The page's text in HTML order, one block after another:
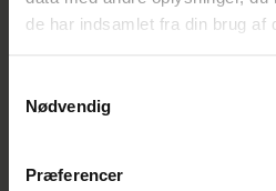
de har indsamlet fra din brug af
Nødvendig
Præferencer
godt købmandskab,
indkøbsoplevelser og
udløbet